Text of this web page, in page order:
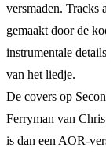
versmaden.
gemaakt door de
instrumentale
van het liedje.
De covers op
Ferryman van
is dan een AOR-